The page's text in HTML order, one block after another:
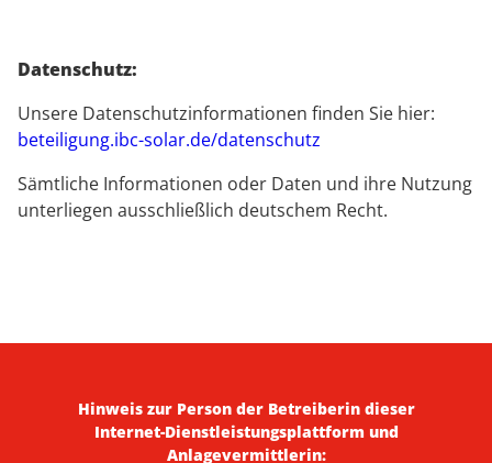
Datenschutz:
Unsere Datenschutzinformationen finden Sie hier:
beteiligung.ibc-solar.de/datenschutz
Sämtliche Informationen oder Daten und ihre Nutzung
unterliegen ausschließlich deutschem Recht.
Hinweis zur Person der Betreiberin dieser
Internet-Dienstleistungsplattform und
Anlagevermittlerin: